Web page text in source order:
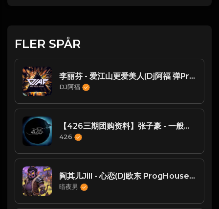
FLER SPÅR
李丽芬 - 爱江山更爱美人(Dj阿福 弹ProgHouse Rmx 2018)
DJ阿福
【426三期团购资料】张子豪 - 一般的一天（ 426编曲团队 新福鼓Mix ）
426
阎其儿Jill - 心恋(Dj欧东 ProgHouse Rmx 2024 v2)
暗夜男